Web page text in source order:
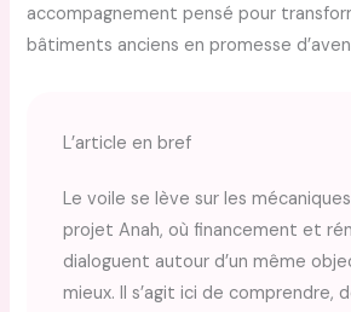
accompagnement pensé pour
bâtiments anciens en promesse
L’article en bref
Le voile se lève sur les
projet Anah, où financement et
dialoguent autour d’un même
mieux. Il s’agit ici de comprendre,